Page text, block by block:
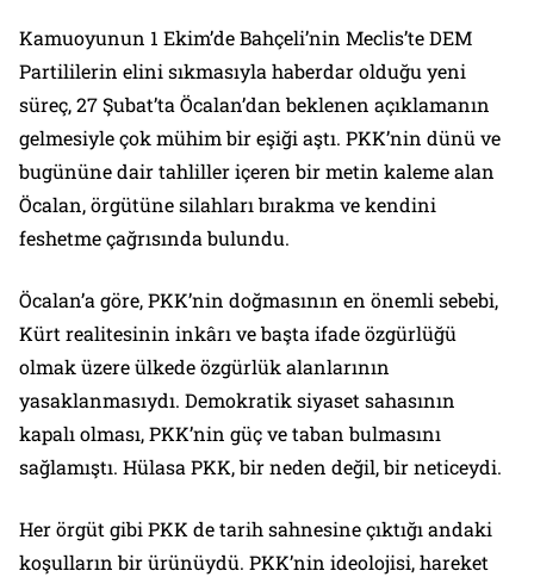
Kamuoyunun 1 Ekim’de Bahçeli’nin Meclis’te DEM
Partililerin elini sıkmasıyla haberdar olduğu yeni
süreç, 27 Şubat’ta Öcalan’dan beklenen açıklamanın
gelmesiyle çok mühim bir eşiği aştı. PKK’nin dünü ve
bugününe dair tahliller içeren bir metin kaleme alan
Öcalan, örgütüne silahları bırakma ve kendini
feshetme çağrısında bulundu.
Öcalan’a göre, PKK’nin doğmasının en önemli sebebi,
Kürt realitesinin inkârı ve başta ifade özgürlüğü
olmak üzere ülkede özgürlük alanlarının
yasaklanmasıydı. Demokratik siyaset sahasının
kapalı olması, PKK’nin güç ve taban bulmasını
sağlamıştı. Hülasa PKK, bir neden değil, bir neticeydi.
Her örgüt gibi PKK de tarih sahnesine çıktığı andaki
koşulların bir ürünüydü. PKK’nin ideolojisi, hareket